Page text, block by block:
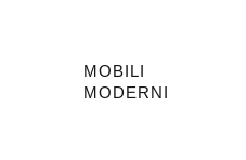
MOBILI
MODERNI